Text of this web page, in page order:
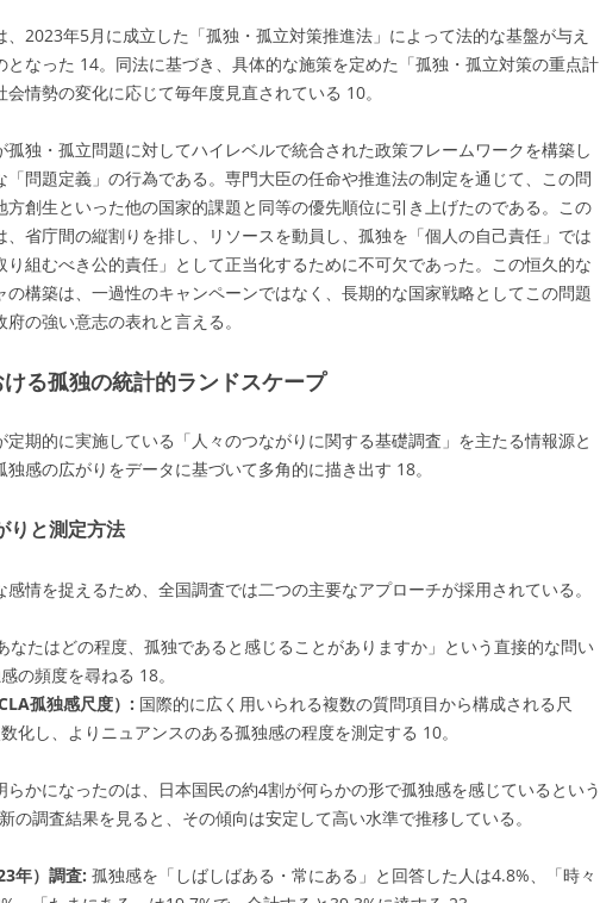
、2023年5月に成立した「孤独・孤立対策推進法」によって法的な基盤が与え
となった 14。同法に基づき、具体的な施策を定めた「孤独・孤立対策の重点計
会情勢の変化に応じて毎年度見直されている 10。
孤独・孤立問題に対してハイレベルで統合された政策フレームワークを構築し
「問題定義」の行為である。専門大臣の任命や推進法の制定を通じて、この問
方創生といった他の国家的課題と同等の優先順位に引き上げたのである。この
、省庁間の縦割りを排し、リソースを動員し、孤独を「個人の自己責任」では
り組むべき公的責任」として正当化するために不可欠であった。この恒久的な
の構築は、一過性のキャンペーンではなく、長期的な国家戦略としてこの問題
の強い意志の表れと言える。
る孤独の統計的ランドスケープ
定期的に実施している「人々のつながりに関する基礎調査」を主たる情報源と
独感の広がりをデータに基づいて多角的に描き出す 18。
りと測定方法
情を捉えるため、全国調査では二つの主要なアプローチが採用されている。
なたはどの程度、孤独であると感じることがありますか」という直接的な問い
の頻度を尋ねる 18。
孤独感尺度）: 国際的に広く用いられる複数の質問項目から構成される尺
化し、よりニュアンスのある孤独感の程度を測定する 10。
らかになったのは、日本国民の約4割が何らかの形で孤独感を感じているという
の調査結果を見ると、その傾向は安定して高い水準で推移している。
年）調査: 孤独感を「しばしばある・常にある」と回答した人は4.8%、「時々